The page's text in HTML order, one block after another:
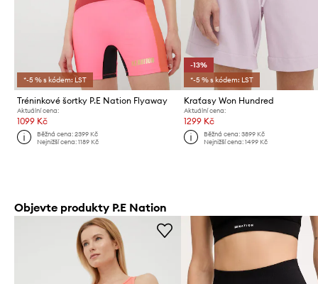
*-5 % s kódem: LST
Tréninkové šortky P.E Nation Flyaway
Aktuální cena:
1099 Kč
Běžná cena:2399 Kč
Nejnižší cena:1189 Kč
-13%
*-5 % s kódem: LST
Kraťasy Won Hundred
Aktuální cena:
1299 Kč
Běžná cena: 3899 Kč
Nejnižší cena: 1499 Kč
Objevte produkty P.E Nation